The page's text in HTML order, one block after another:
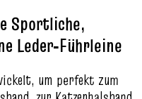
Sportliche,
Leder‑Führleine
um perfekt zum